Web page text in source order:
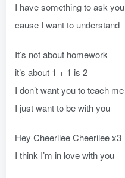
I have something to ask you
cause I want to understand
It’s not about homework
it’s about 1 + 1 is 2
I don’t want you to teach me
I just want to be with you
Hey Cheerilee Cheerilee x3
I think I’m in love with you